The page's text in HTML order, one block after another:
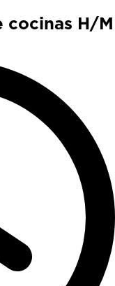
cocinas H/M